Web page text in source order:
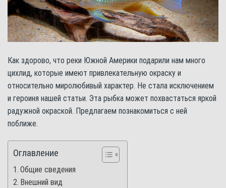
Как здорово, что реки Южной Америки подарили нам много
цихлид, которые имеют привлекательную окраску и
относительно миролюбивый характер. Не стала исключением
и героиня нашей статьи. Эта рыбка может похвастаться яркой
радужной окраской. Предлагаем познакомиться с ней
поближе.
Оглавление
Общие сведения
Внешний вид